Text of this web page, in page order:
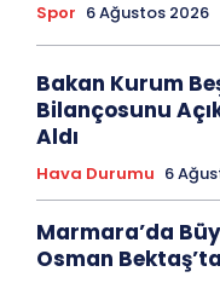
Spor 6 Ağustos 2026
Bakan Kurum
Bilançosunu
Aldı
Hava Durumu 6
Marmara’da
Osman